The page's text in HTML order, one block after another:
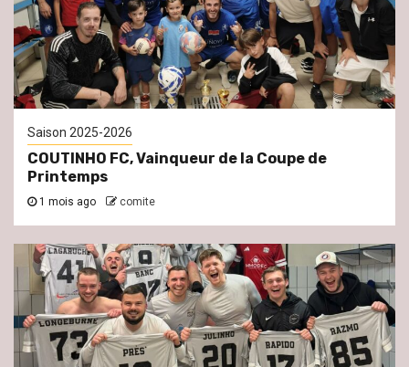
Saison 2025-2026
COUTINHO FC, Vainqueur de la Coupe de
Printemps
1 mois ago comite